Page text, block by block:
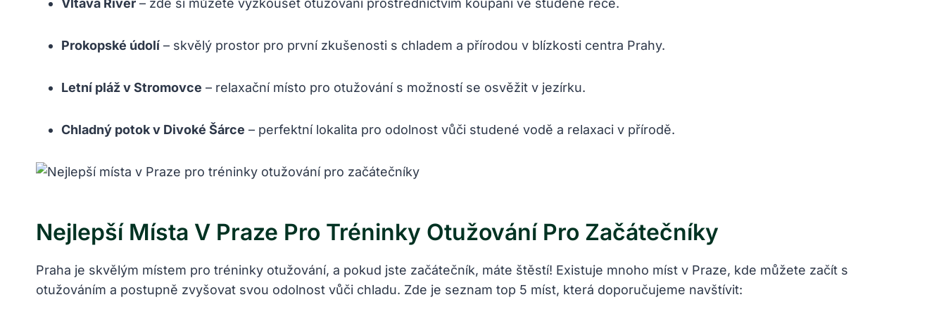
Vltava River – zde si můžete vyzkoušet otužování prostřednictvím koupání ve studené řece.
Prokopské údolí – skvělý prostor pro první zkušenosti s chladem a přírodou v blízkosti centra Prahy.
Letní pláž v Stromovce – relaxační místo pro otužování s možností se osvěžit v jezírku.
Chladný potok v Divoké Šárce – perfektní lokalita pro odolnost vůči studené vodě a relaxaci v přírodě.
Nejlepší Místa V Praze Pro Tréninky Otužování Pro Začátečníky
Praha je skvělým místem pro tréninky otužování, a pokud jste začátečník, máte štěstí! Existuje mnoho míst v Praze, kde můžete začít s
otužováním a postupně zvyšovat svou odolnost vůči chladu. Zde je seznam top 5 míst, která doporučujeme navštívit: